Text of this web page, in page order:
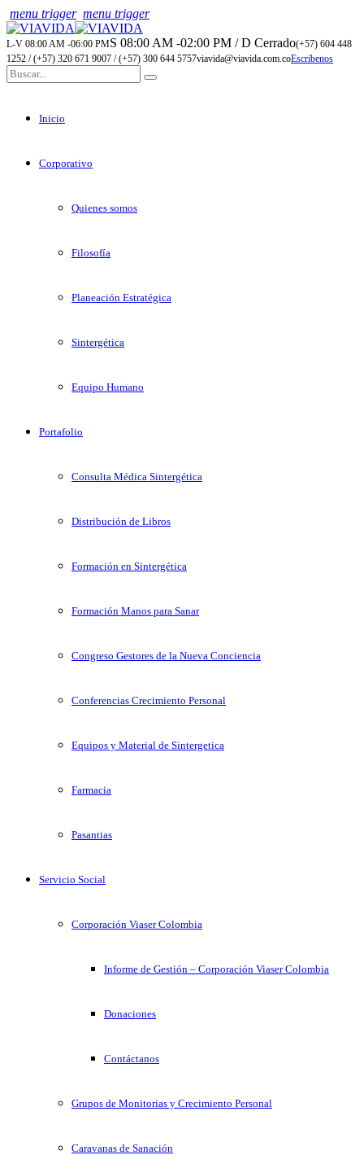
menu trigger menu trigger
L-V 08:00 AM -06:00 PMS 08:00 AM -02:00 PM / D Cerrado(+57) 604 448
1252 / (+57) 320 671 9007 / (+57) 300 644 5757viavida@viavida.com.coEscribenos
Inicio
Corporativo
Quienes somos
Filosofía
Planeación Estratégica
Sintergética
Equipo Humano
Portafolio
Consulta Médica Sintergética
Distribución de Libros
Formación en Sintergética
Formación Manos para Sanar
Congreso Gestores de la Nueva Conciencia
Conferencias Crecimiento Personal
Equipos y Material de Sintergetica
Farmacia
Pasantias
Servicio Social
Corporación Viaser Colombia
Informe de Gestión – Corporación Viaser Colombia
Donaciones
Contáctanos
Grupos de Monitorias y Crecimiento Personal
Caravanas de Sanación